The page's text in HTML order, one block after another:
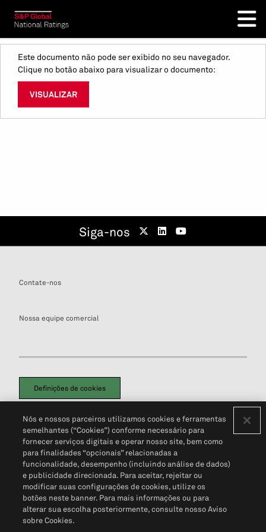
Este documento não pode ser exibido no seu navegador.
Clique no botão abaixo para visualizar o documento:
VISUALIZAR
Siga-nos
Contate-nos
Nossa equipe comercial
Definições de cookies
Política de PrivacidadePortal de privacidade do cliente (em inglês)
Não Venda Minhas Informações Pessoais© 2026 S&P Global
Nós e nossos parceiros utilizamos cookies e ferramentas
semelhantes (“Cookies”) conforme necessário para
fornecer serviços digitais e operar nosso site, bem como
para finalidades “opcionais” relacionadas a
funcionalidade, desempenho (incluindo análise de dados)
e publicidade direcionada. Para aceitar, rejeitar ou
modificar suas configurações de cookies, utilize os
botões neste banner. Para mais informações ou para
alterar sua escolha posteriormente, consulte nosso Aviso
sobre Cookies.